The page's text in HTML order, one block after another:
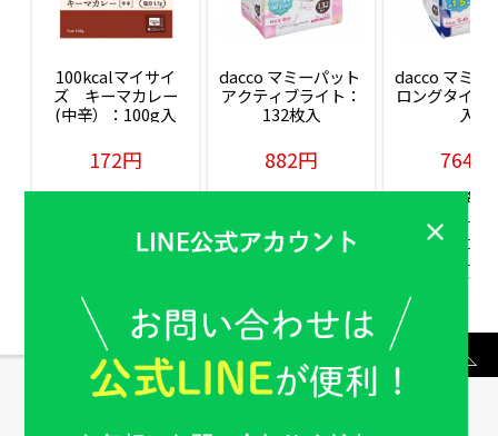
100kcalマイサイ
ズ　キーマカレー
(中辛）：100g入
172円
販売価格(税込)
dacco マミーパット
アクティブライト：
132枚入
882円
販売価格(税込)
dacco マミー
ロングタイム
入
764円
販売価格(税
もっと見る